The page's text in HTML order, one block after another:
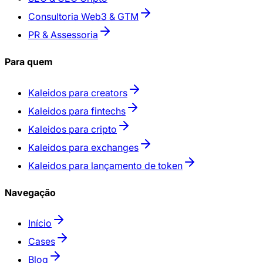
Consultoria Web3 & GTM
PR & Assessoria
Para quem
Kaleidos para creators
Kaleidos para fintechs
Kaleidos para cripto
Kaleidos para exchanges
Kaleidos para lançamento de token
Navegação
Início
Cases
Blog